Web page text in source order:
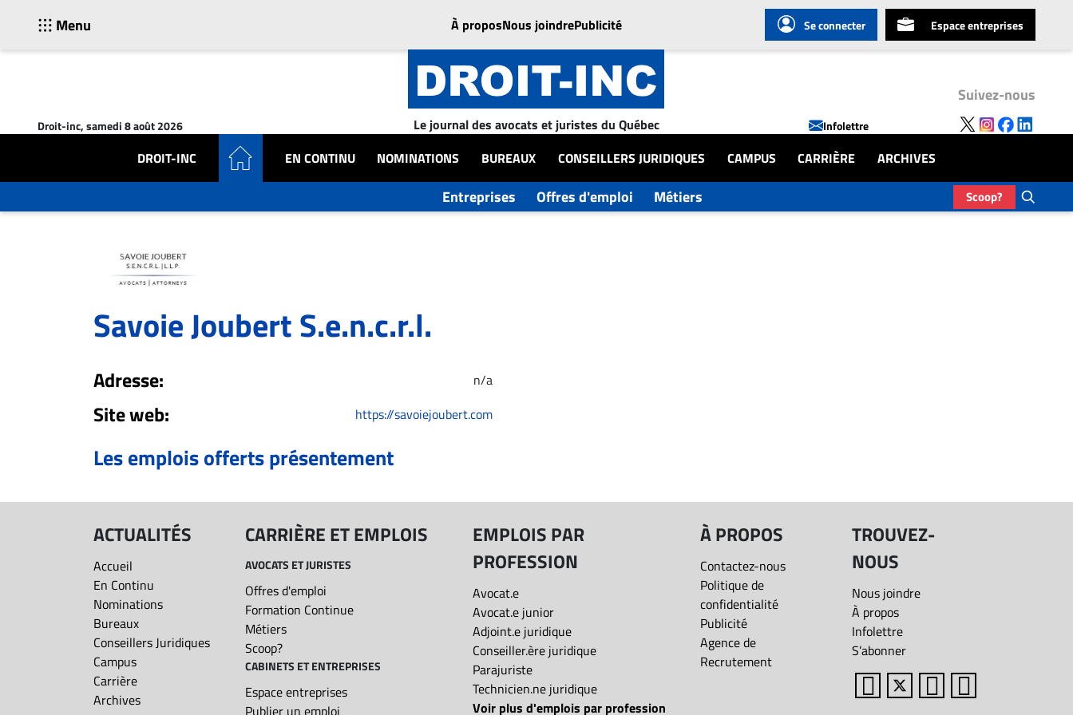
Menu À proposNous joindrePublicité Se connecter Espace entreprises
Droit-inc, samedi 8 août 2026 Le journal des avocats et juristes du Québec Infolettre
Suivez-nous
DROIT-INC EN CONTINU NOMINATIONS BUREAUX CONSEILLERS JURIDIQUES CAMPUS CARRIÈRE ARCHIVES
Entreprises Offres d'emploi Métiers Scoop?
En
CARRIÈRE
EMPLOIS
ENTREPRISES
Savoie Joubert S.e.n.c.r.l.
Adresse: n/a
Site web: https://savoiejoubert.com
Les emplois offerts présentement
ACTUALITÉS
Accueil
En Continu
Nominations
Bureaux
Conseillers Juridiques
Campus
Carrière
Archives
CARRIÈRE ET EMPLOIS
AVOCATS ET JURISTES
Offres d'emploi
Formation Continue
Métiers
Scoop?
CABINETS ET ENTREPRISES
Espace entreprises
Publier un emploi
EMPLOIS PAR
PROFESSION
Avocat.e
Avocat.e junior
Adjoint.e juridique
Conseiller.ère juridique
Parajuriste
Technicien.ne juridique
Voir plus d'emplois par profession
À PROPOS
Contactez-nous
Politique de
confidentialité
Publicité
Agence de
Recrutement
TROUVEZ-
NOUS
Nous joindre
À propos
Infolettre
S’abonner